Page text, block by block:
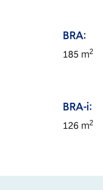
BRA:
185 m2
BRA-i:
126m2